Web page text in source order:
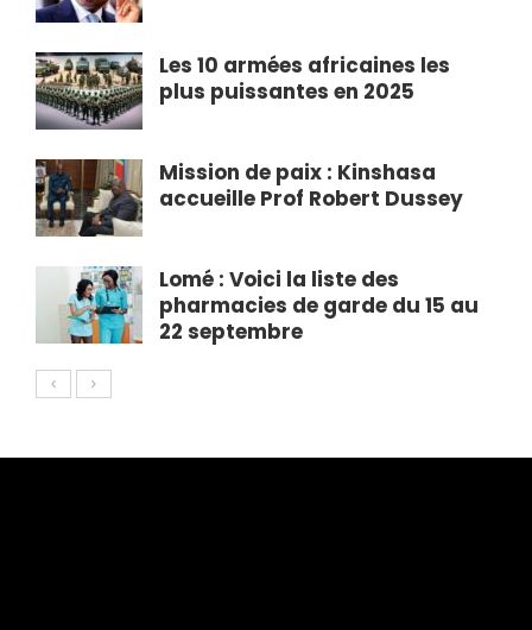
Les 10 armées africaines les
plus puissantes en 2025
Mission de paix : Kinshasa
accueille Prof Robert Dussey
Lomé : Voici la liste des
pharmacies de garde du 15 au
22 septembre